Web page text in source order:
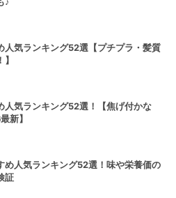
人気ランキング52選【プチプラ・髪質
人気ランキング52選！【焦げ付かな
新】
め人気ランキング52選！味や栄養価の
証